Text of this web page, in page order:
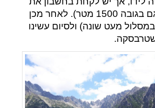
העלייה (האגם בגובה 1500 מטר). לאחר מכן
מעט שונה) ולסיום עשינו